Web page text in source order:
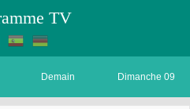
TV
Demain Dimanche 09